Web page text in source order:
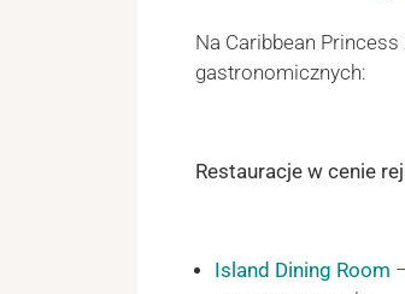
Na Caribbean
gastronomicznych:
Restauracje w cenie
Island Dining Room